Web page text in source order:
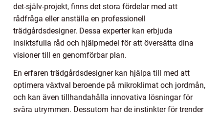
det-själv-projekt, finns det stora fördelar med att
rådfråga eller anställa en professionell
trädgårdsdesigner. Dessa experter kan erbjuda
insiktsfulla råd och hjälpmedel för att översätta dina
visioner till en genomförbar plan.
En erfaren trädgårdsdesigner kan hjälpa till med att
optimera växtval beroende på mikroklimat och jordmån,
och kan även tillhandahålla innovativa lösningar för
svåra utrymmen. Dessutom har de instinkter för trender